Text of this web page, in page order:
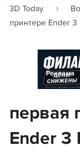
3D Today
принтере Ender 3
Реклама
первая
Ender 3